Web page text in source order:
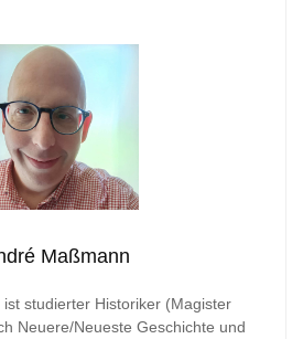
Maßmann
studierter Historiker (Magister
Neuere/Neueste Geschichte und